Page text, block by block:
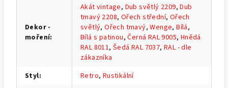
Dekor -
moření:
Akát vintage, Dub světlý 2209,Dub
tmavý 2208, Ořech střední, Ořech
světlý,Ořech tmavý,Wenge,Bílá,
Bílá s patinou,Černá RAL 9005, Hnědá
RAL 8011,Šedá RAL 7037,RAL - dle
zákazníka
Styl: Retro, Rustikální